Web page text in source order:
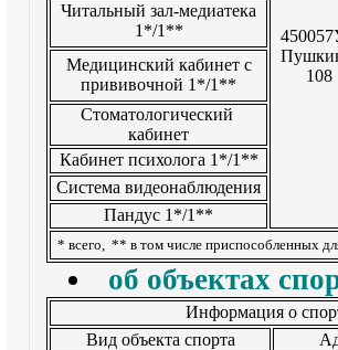
108
Читальный зал-медиатека
1*/1**
Медицинский кабинет с
прививочной 1*/1**
Стоматологический
кабинет
Кабинет психолога 1*/1**
Система видеонаблюдения
Пандус 1*/1**
* всего, ** в том числе приспособленных
об объектах
Информация о
Вид объекта спорта